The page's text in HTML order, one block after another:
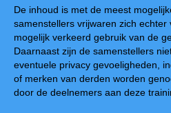
De inhoud is met de meest
samenstellers vrijwaren zich
mogelijk verkeerd gebruik van de
Daarnaast zijn de samenstellers
eventuele privacy gevoeligheden,
of merken van derden worden
door de deelnemers aan deze